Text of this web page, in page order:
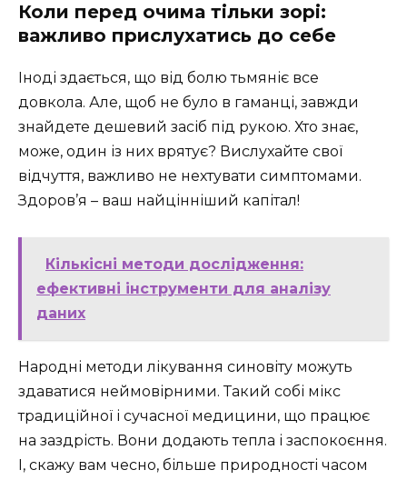
Коли перед очима тільки зорі:
важливо прислухатись до себе
Іноді здається, що від болю тьмяніє все
довкола. Але, щоб не було в гаманці, завжди
знайдете дешевий засіб під рукою. Хто знає,
може, один із них врятує? Вислухайте свої
відчуття, важливо не нехтувати симптомами.
Здоров’я – ваш найцінніший капітал!
Кількісні методи дослідження:
ефективні інструменти для аналізу
даних
Народні методи лікування синовіту можуть
здаватися неймовірними. Такий собі мікс
традиційної і сучасної медицини, що працює
на заздрість. Вони додають тепла і заспокоєння.
І, скажу вам чесно, більше природності часом